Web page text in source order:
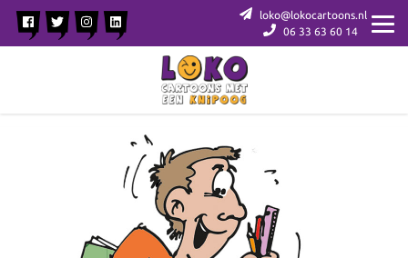
loko@lokocartoons.nl
06 33 63 60 14